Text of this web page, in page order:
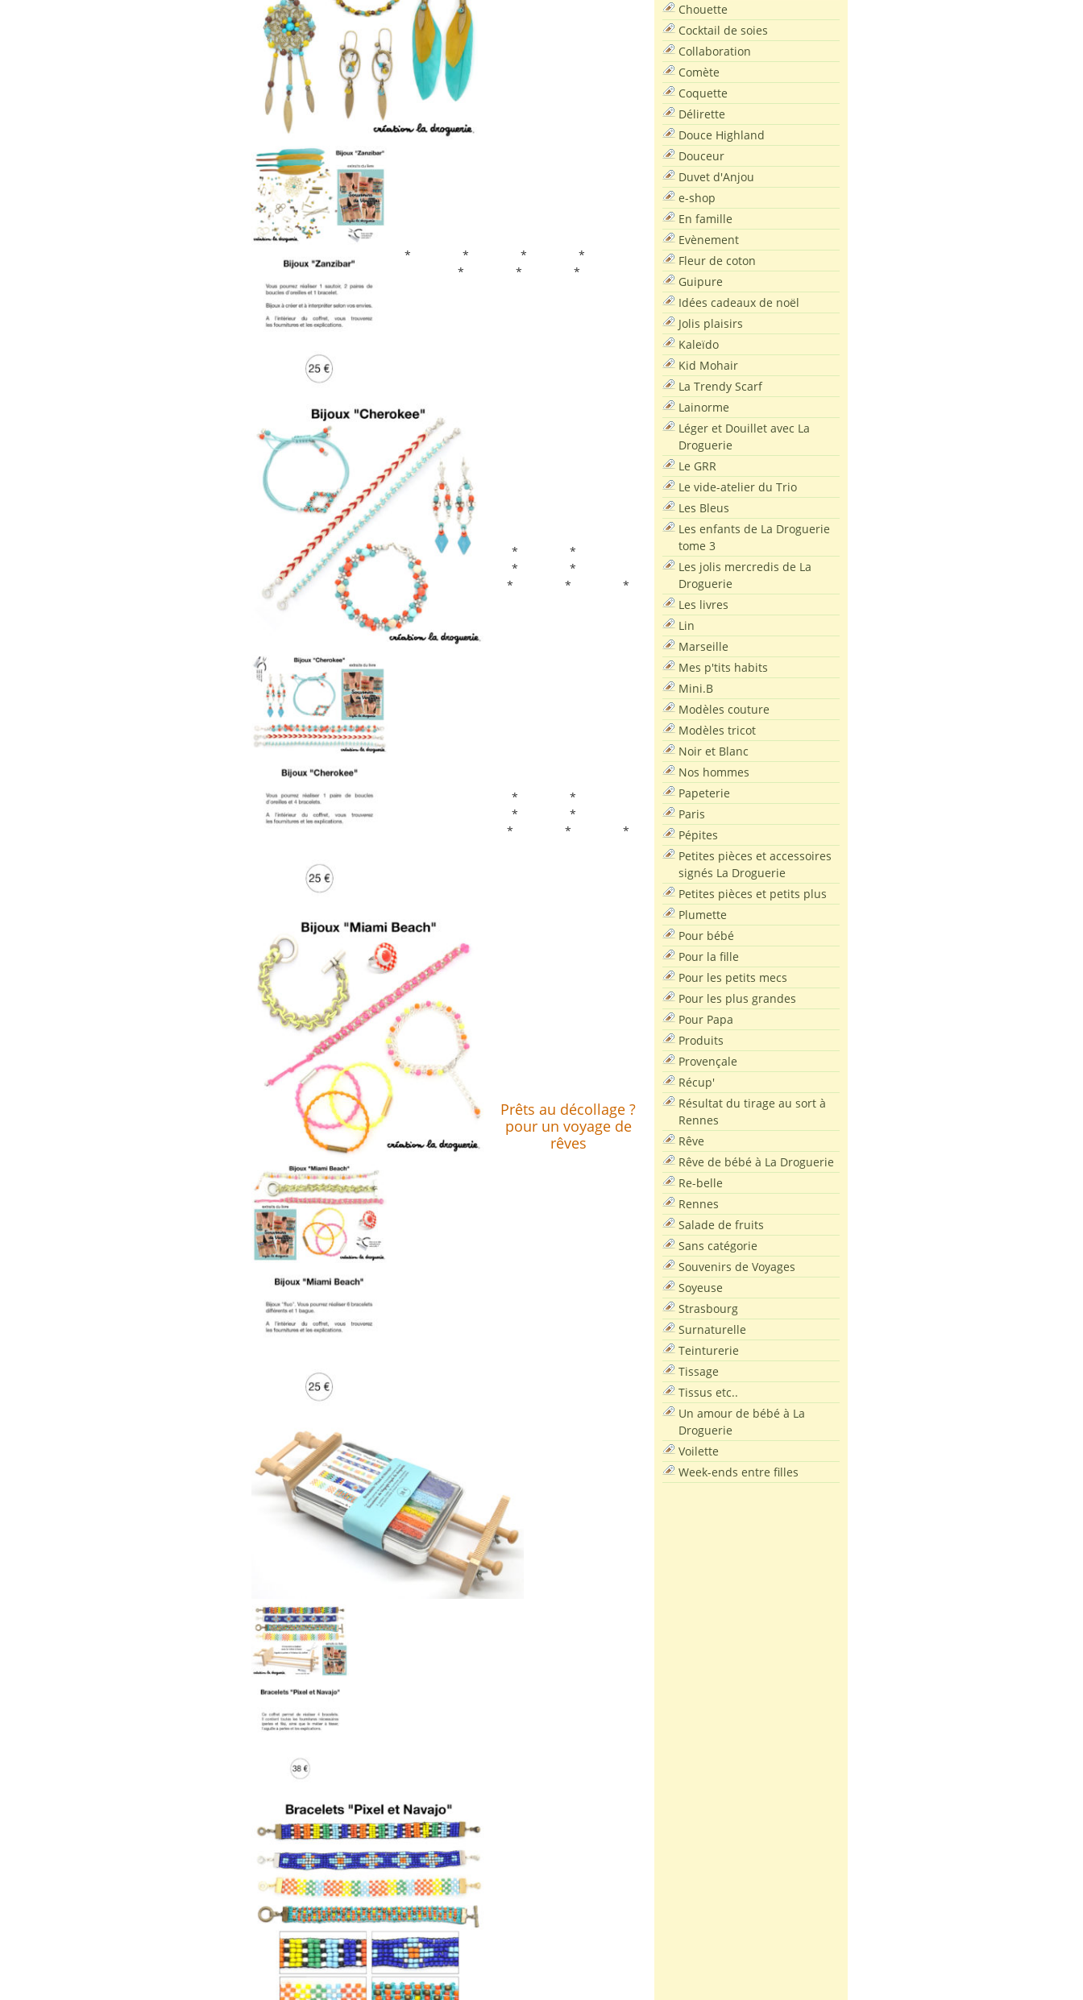
* * * *
* * *
* *
* *
* * *
* *
* *
* * *
Prêts au décollage ?
pour un voyage de
rêves
Chouette
Cocktail de soies
Collaboration
Comète
Coquette
Délirette
Douce Highland
Douceur
Duvet d'Anjou
e-shop
En famille
Evènement
Fleur de coton
Guipure
Idées cadeaux de noël
Jolis plaisirs
Kaleïdo
Kid Mohair
La Trendy Scarf
Lainorme
Léger et Douillet avec La
Droguerie
Le GRR
Le vide-atelier du Trio
Les Bleus
Les enfants de La Droguerie
tome 3
Les jolis mercredis de La
Droguerie
Les livres
Lin
Marseille
Mes p'tits habits
Mini.B
Modèles couture
Modèles tricot
Noir et Blanc
Nos hommes
Papeterie
Paris
Pépites
Petites pièces et accessoires
signés La Droguerie
Petites pièces et petits plus
Plumette
Pour bébé
Pour la fille
Pour les petits mecs
Pour les plus grandes
Pour Papa
Produits
Provençale
Récup'
Résultat du tirage au sort à
Rennes
Rêve
Rêve de bébé à La Droguerie
Re-belle
Rennes
Salade de fruits
Sans catégorie
Souvenirs de Voyages
Soyeuse
Strasbourg
Surnaturelle
Teinturerie
Tissage
Tissus etc..
Un amour de bébé à La
Droguerie
Voilette
Week-ends entre filles